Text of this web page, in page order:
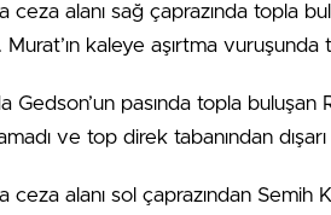
ceza alanı sağ çaprazında topla
Murat’ın kaleye aşırtma
pasında topla buluşan
ve top direk tabanından dışarı
ceza alanı sol çaprazından Semih